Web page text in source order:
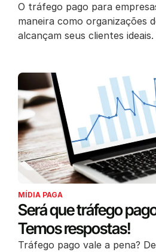
O tráfego pago para
maneira como organizações
alcançam seus clientes
MÍDIA PAGA
Será que tráfego
Temos respostas!
Tráfego pago vale a pena?